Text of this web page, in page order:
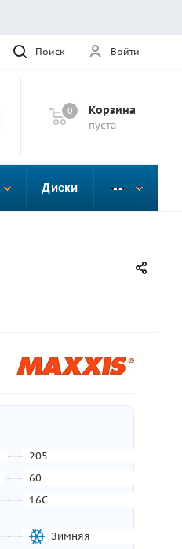
Войти
Поиск
Корзина
пуста
0
Диски
205
60
16C
Зимняя